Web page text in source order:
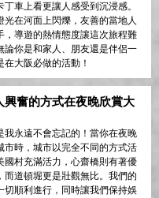
丁車上看更讓人感受到沉浸感。
光在河面上閃爍，友善的當地人
，導遊的熱情態度讓這次旅程難
論你是和家人、朋友還是伴侶一
在大阪必做的活動！
興奮的方式在夜晚欣賞大
我永遠不會忘記的！當你在夜晚
市時，城市以完全不同的方式活
國村充滿活力，心齋橋則有著優
而道頓堀更是壯觀無比。我們的
切順利進行，同時讓我們保持娛